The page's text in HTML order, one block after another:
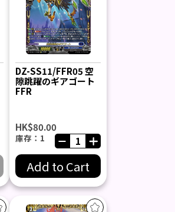
DZ-SS11/FFR05 空
隙跳躍のギアゴート
FFR
HK$80.00
庫存：1
Add to Cart